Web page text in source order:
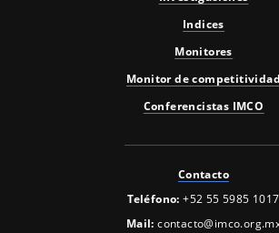
Indices
Monitores
Monitor de competitividad
Conferencistas IMCO
Contacto
Teléfono:+52 55 5985 1017
Mail: